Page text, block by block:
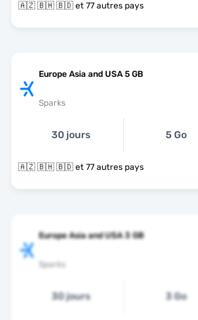
🇦🇿 🇧🇭 🇧🇩 et 77 autres pays
Europe Asia and USA 5 GB
Sparks
30 jours 5 Go
🇦🇿 🇧🇭 🇧🇩 et 77 autres pays
Europe Asia and USA 3 GB
Sparks
30 jours 3 Go